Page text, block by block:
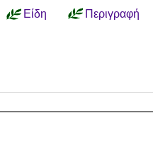
Είδη Περιγραφή